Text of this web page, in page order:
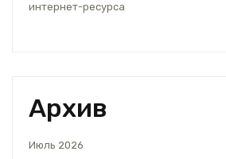
интернет-ресурса
Архив
Июль 2026